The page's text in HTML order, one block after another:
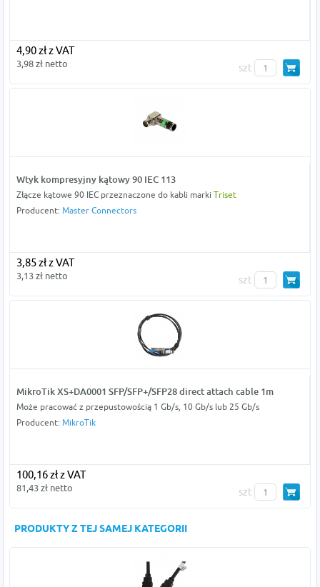
4,90 zł z VAT
3,98 zł netto szt
Wtyk kompresyjny kątowy 90 IEC 113
Złącze kątowe 90 IEC przeznaczone do kabli marki Triset
Producent: Master Connectors
3,85 zł z VAT
3,13 zł netto szt
MikroTik XS+DA0001 SFP/SFP+/SFP28 direct attach cable 1m
Może pracować z przepustowością 1 Gb/s, 10 Gb/s lub 25 Gb/s
Producent: MikroTik
100,16 zł z VAT
81,43 zł netto szt
PRODUKTY Z TEJ SAMEJ KATEGORII